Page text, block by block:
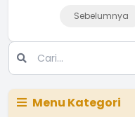
Sebelumnya
Menu Kategori